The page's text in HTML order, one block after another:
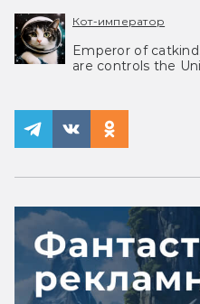
Кот-император
Emperor of
are controls the